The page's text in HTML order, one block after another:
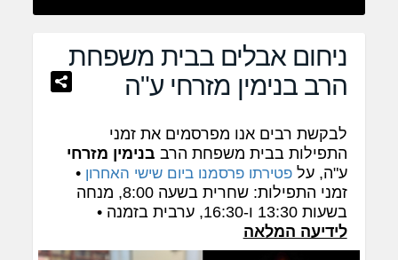
ניחום אבלים בבית משפחת
הרב בנימין מזרחי ע"ה
לבקשת רבים אנו מפרסמים את זמני
התפילות בבית משפחת הרב בנימין מזרחי
ע"ה, עלפטירתו פרסמנו ביום שישי האחרון •
זמני התפילות: שחרית בשעה 8:00, מנחה
בשעות 13:30 ו-16:30, ערבית בזמנה •
לידיעה המלאה